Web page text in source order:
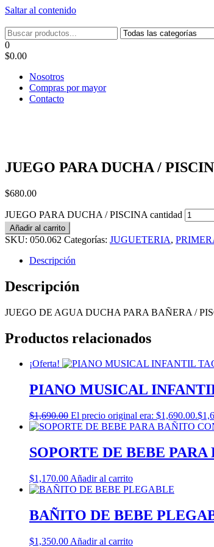
Saltar al contenido
Tel: 22087679 – Cel: 097 822122 – Joaquín Requena
0
$0.00
Nosotros
Compras por mayor
Contacto
JUEGO PARA DUCHA /
$680.00
JUEGO PARA DUCHA / PISCINA cantidad
Añadir al carrito
SKU: 050.062 Categorías: JUGUETERIA,
Descripción
Descripción
JUEGO DE AGUA DUCHA PARA BAÑERA /
Productos relacionados
¡Oferta!
PIANO MUSICAL
$1,690.00 El precio original era: $1,690.00.$
SOPORTE DE BEBE
$1,170.00 Añadir al carrito
BAÑITO DE BEBE
$1,350.00 Añadir al carrito